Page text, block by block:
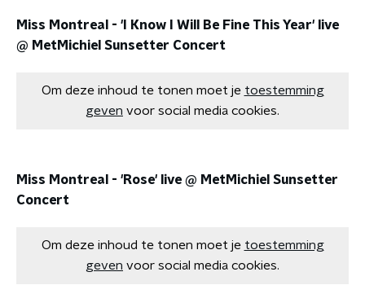
Miss Montreal - 'I Know I Will Be Fine This Year' live
@ MetMichiel Sunsetter Concert
Om deze inhoud te tonen moet je toestemming
geven voor social media cookies.
Miss Montreal - 'Rose' live @ MetMichiel Sunsetter
Concert
Om deze inhoud te tonen moet je toestemming
geven voor social media cookies.